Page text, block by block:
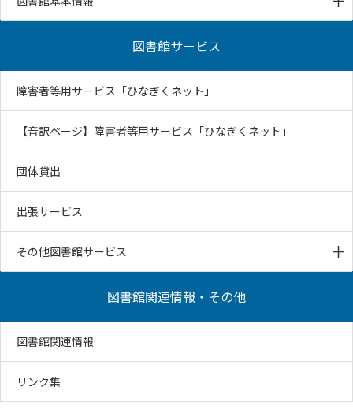
図書館サービス
障害者等用サービス「ひなぎくネット」
【音訳ページ】障害者等用サービス「ひなぎくネット」
団体貸出
出張サービス
その他図書館サービス
図書館関連情報・その他
図書館関連情報
リンク集